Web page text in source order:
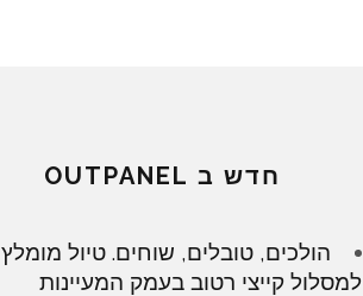
חדש ב OUTPANEL
הולכים, טובלים, שוחים. טיול מומלץ
למסלול קייצי רטוב בעמק המעיינות